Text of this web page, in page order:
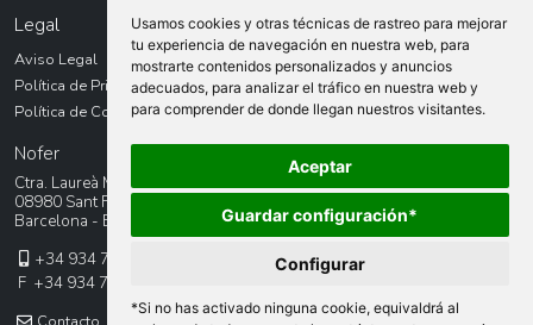
Usamos cookies y otras técnicas de rastreo para mejorar
tu experiencia de navegación en nuestra web, para
mostrarte contenidos personalizados y anuncios
adecuados, para analizar el tráfico en nuestra web y
para comprender de donde llegan nuestros visitantes.
Aceptar
Guardar configuración*
Configurar
*Si no has activado ninguna cookie, equivaldrá al
Legal
Aviso Legal
Política de Privacidad
Política de Cookies
Nofer
Ctra. Laureà Miró, 385-387
08980 Sant Feliu de LLobregat
Barcelona - España
+34 934 742 423
F +34 934 743 548